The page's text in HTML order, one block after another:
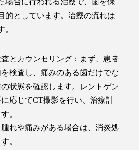
的としています。治療の流れは
。
とカウンセリング：まず、患者
検査し、痛みのある歯だけでな
の状態を確認します。レントゲン
応じてCT撮影を行い、治療計
。
れや痛みがある場合は、消炎処
。